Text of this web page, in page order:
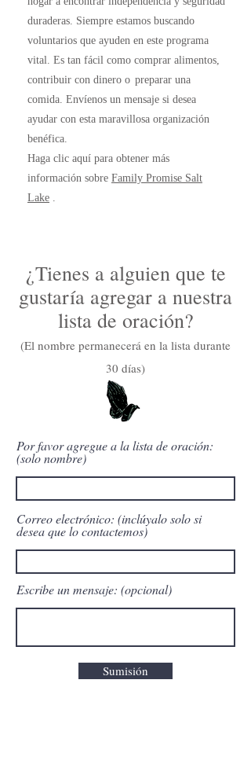
duraderas. Siempre estamos buscando
voluntarios que ayuden en este programa
vital. Es tan fácil como comprar alimentos,
contribuir con dinero o preparar una
comida. Envíenos un mensaje si desea
ayudar con esta maravillosa organización
benéfica.
Haga clic aquí para obtener más
información sobre Family Promise Salt
Lake .
¿Tienes a alguien que te
gustaría agregar a nuestra
lista de oración?
(El nombre permanecerá en la lista durante
30 días)
Por favor agregue a la lista de oración:
(solo nombre)
Correo electrónico: (inclúyalo solo si
desea que lo contactemos)
Escribe un mensaje: (opcional)
Sumisión